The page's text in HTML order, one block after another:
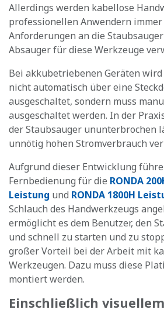
Allerdings werden kabellose
professionellen Anwendern
Anforderungen an die
Absauger für diese Werkzeuge
Bei akkubetriebenen Geräten
nicht automatisch über eine
ausgeschaltet, sondern muss
ausgeschaltet werden. In der
der Staubsauger ununterbrochen
unnötig hohen Stromverbrauch
Aufgrund dieser Entwicklung
Fernbedienung für die RONDA
Leistung und RONDA 1800H
Schlauch des Handwerkzeugs
ermöglicht es dem Benutzer, den
und schnell zu starten und zu
großer Vorteil bei der Arbeit mit
Werkzeugen. Dazu muss diese
montiert werden.
Einschließlich